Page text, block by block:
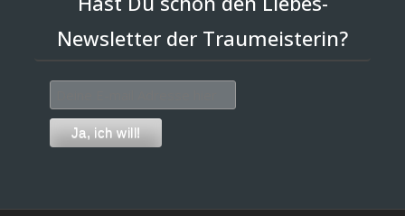
Newsletter der Traumeisterin?